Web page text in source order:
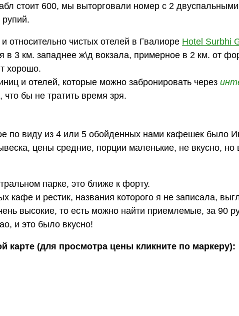
стоит 600, мы выторговали номер с 2
рупий.
чистых отелей в Гвалиоре Hotel Surbhi
в 3 км. западнее ж\д вокзала, примерное в 2 км. от
хорошо.
и отелей, которые можно забронировать через
что бы не тратить время зря.
по виду из 4 или 5 обойденных нами кафешек было
цены средние, порции маленькие, не вкусно,
парке, это ближе к форту.
кафе и рестик, названия которого я не записала,
высокие, то есть можно найти приемлемые, за 90
и это было вкусно!
карте (для просмотра цены кликните по маркеру):